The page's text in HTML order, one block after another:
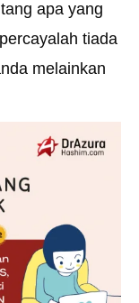
apa yang
tiada
melainkan